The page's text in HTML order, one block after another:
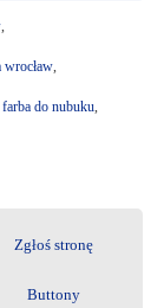
,
,
farba do nubuku,
Zgłoś stronę
Buttony